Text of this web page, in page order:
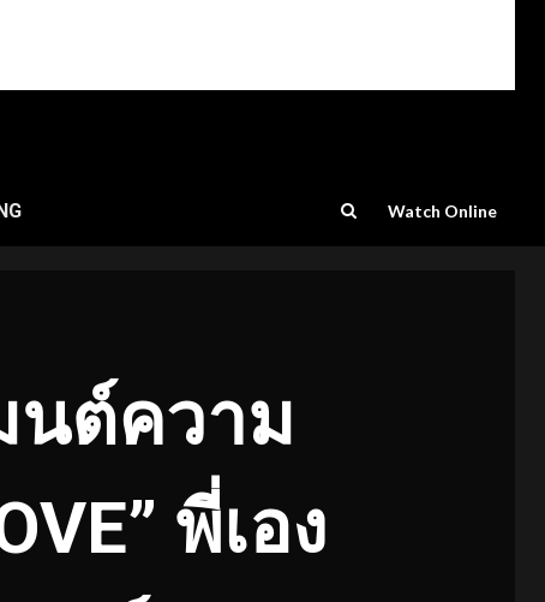
Watch Online
นต์ความ
พี่เอง